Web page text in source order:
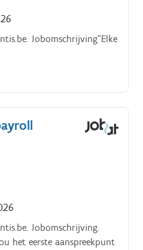
Jobomschrijving“Elke
Jobomschrijving.
het eerste aanspreekpunt